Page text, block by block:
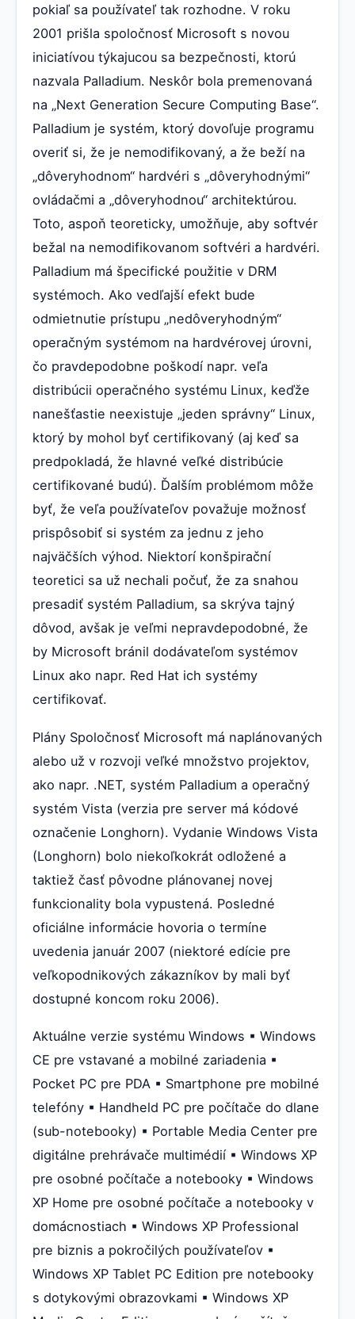
pokiaľ sa používateľ tak rozhodne. V roku
2001 prišla spoločnosť Microsoft s novou
iniciatívou týkajucou sa bezpečnosti, ktorú
nazvala Palladium. Neskôr bola premenovaná
na „Next Generation Secure Computing Base“.
Palladium je systém, ktorý dovoľuje programu
overiť si, že je nemodifikovaný, a že beží na
„dôveryhodnom“ hardvéri s „dôveryhodnými“
ovládačmi a „dôveryhodnou“ architektúrou.
Toto, aspoň teoreticky, umožňuje, aby softvér
bežal na nemodifikovanom softvéri a hardvéri.
Palladium má špecifické použitie v DRM
systémoch. Ako vedľajší efekt bude
odmietnutie prístupu „nedôveryhodným“
operačným systémom na hardvérovej úrovni,
čo pravdepodobne poškodí napr. veľa
distribúcii operačného systému Linux, keďže
nanešťastie neexistuje „jeden správny“ Linux,
ktorý by mohol byť certifikovaný (aj keď sa
predpokladá, že hlavné veľké distribúcie
certifikované budú). Ďalším problémom môže
byť, že veľa používateľov považuje možnosť
prispôsobiť si systém za jednu z jeho
najväčších výhod. Niektorí konšpirační
teoretici sa už nechali počuť, že za snahou
presadiť systém Palladium, sa skrýva tajný
dôvod, avšak je veľmi nepravdepodobné, že
by Microsoft bránil dodávateľom systémov
Linux ako napr. Red Hat ich systémy
certifikovať.
Plány Spoločnosť Microsoft má naplánovaných
alebo už v rozvoji veľké množstvo projektov,
ako napr. .NET, systém Palladium a operačný
systém Vista (verzia pre server má kódové
označenie Longhorn). Vydanie Windows Vista
(Longhorn) bolo niekoľkokrát odložené a
taktiež časť pôvodne plánovanej novej
funkcionality bola vypustená. Posledné
oficiálne informácie hovoria o termíne
uvedenia január 2007 (niektoré edície pre
veľkopodnikových zákazníkov by mali byť
dostupné koncom roku 2006).
Aktuálne verzie systému Windows ▪ Windows
CE pre vstavané a mobilné zariadenia ▪
Pocket PC pre PDA ▪ Smartphone pre mobilné
telefóny ▪ Handheld PC pre počítače do dlane
(sub-notebooky) ▪ Portable Media Center pre
digitálne prehrávače multimédií ▪ Windows XP
pre osobné počítače a notebooky ▪ Windows
XP Home pre osobné počítače a notebooky v
domácnostiach ▪ Windows XP Professional
pre biznis a pokročilých používateľov ▪
Windows XP Tablet PC Edition pre notebooky
s dotykovými obrazovkami ▪ Windows XP